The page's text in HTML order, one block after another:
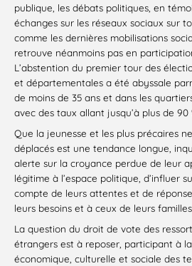
publique, les débats politiques, en
échanges sur les réseaux sociaux sur
comme les dernières mobilisations
retrouve néanmoins pas en
L’abstention du premier tour des
et départementales a été abyssale
de moins de 35 ans et dans les
avec des taux allant jusqu’à plus de 90
Que la jeunesse et les plus précaires
déplacés est une tendance longue,
alerte sur la croyance perdue de leur
légitime à l’espace politique, d’influer
compte de leurs attentes et de
leurs besoins et à ceux de leurs
La question du droit de vote des
étrangers est à reposer, participant à
économique, culturelle et sociale des